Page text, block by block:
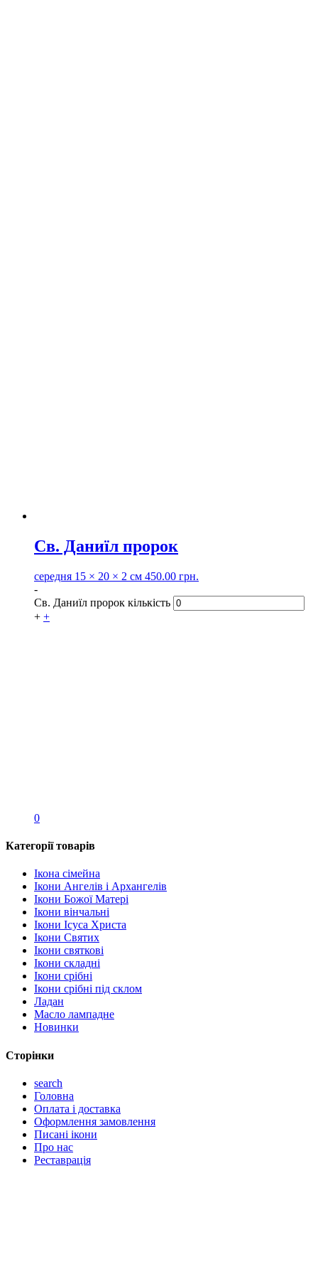
Св. Даниїл пророк
середня 15 × 20 × 2 см 450.00 грн.
-
Св. Даниїл пророк кількість
+ +
0
Категорії товарів
Ікона сімейна
Ікони Ангелів і Архангелів
Ікони Божої Матері
Ікони вінчальні
Ікони Ісуса Христа
Ікони Святих
Ікони святкові
Ікони складні
Ікони срібні
Ікони срібні під склом
Ладан
Масло лампадне
Новинки
Сторінки
search
Головна
Оплата і доставка
Оформлення замовлення
Писані ікони
Про нас
Реставрація